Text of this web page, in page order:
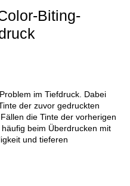
Biting-
im Tiefdruck. Dabei
der zuvor gedruckten
die Tinte der vorherigen
beim Überdrucken mit
und tieferen